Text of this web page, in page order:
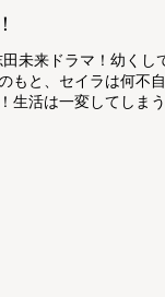
未来ドラマ！幼くし
もと、セイラは何不
生活は一変してしま